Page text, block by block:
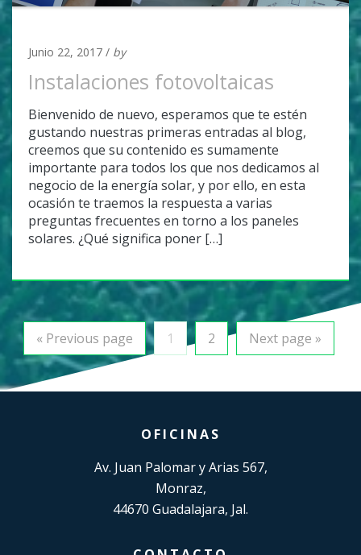
Junio 22, 2017 / by
Instalaciones fotovoltaicas
Bienvenido de nuevo, esperamos que te estén
gustando nuestras primeras entradas al blog,
creemos que su contenido es sumamente
importante para todos los que nos dedicamos al
negocio de la energía solar, y por ello, en esta
ocasión te traemos la respuesta a varias
preguntas frecuentes en torno a los paneles
solares. ¿Qué significa poner […]
« Previous page 1 2 Next page »
OFICINAS
Av. Juan Palomar y Arias 567,
Monraz,
44670 Guadalajara, Jal.